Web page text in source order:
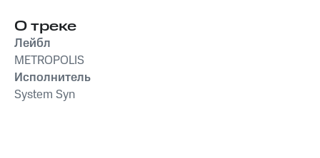
О треке
Лейбл
METROPOLIS
Исполнитель
System Syn